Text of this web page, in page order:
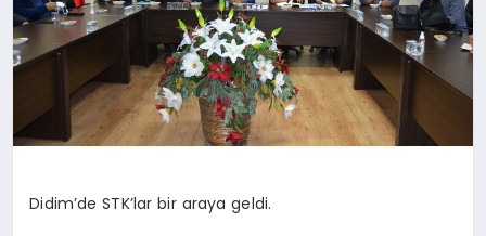
MAGAZIN
SAĞLIK
Didim’de STK’lar bir araya geldi.